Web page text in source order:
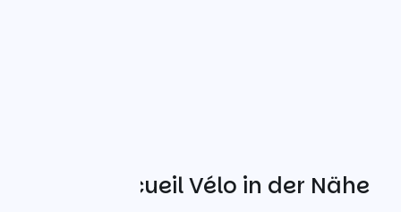
Weitere Accueil Vélo in der Nähe